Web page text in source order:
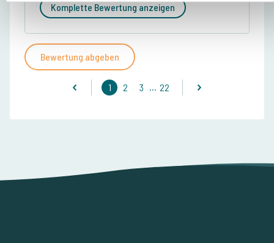
Komplette Bewertung anzeigen
Bewertung abgeben
1 2 3 22